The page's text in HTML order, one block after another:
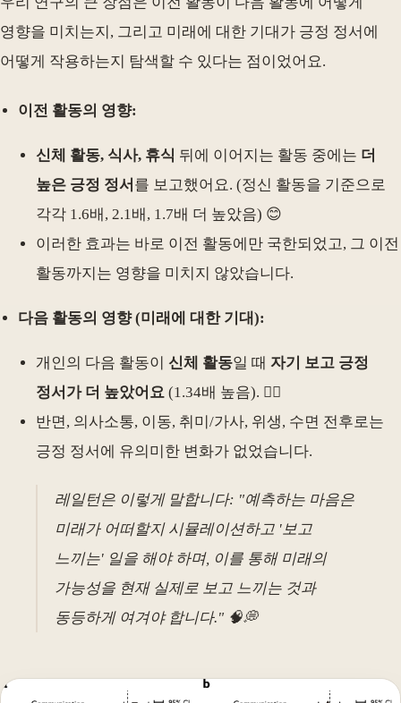
영향을 미치는지, 그리고 미래에 대한 기대가 긍정 정서에
어떻게 작용하는지 탐색할 수 있다는 점이었어요.
이전 활동의 영향:
신체 활동, 식사, 휴식 뒤에 이어지는 활동 중에는 더
높은 긍정 정서 를 보고했어요. (정신 활동을 기준으로
각각 1.6배, 2.1배, 1.7배 더 높았음) 😊
이러한 효과는 바로 이전 활동에만 국한되었고, 그 이전
활동까지는 영향을 미치지 않았습니다.
다음 활동의 영향 (미래에 대한 기대):
개인의 다음 활동이 신체 활동일 때 자기 보고 긍정
정서가 더 높았어요 (1.34배 높음). 🏃‍♀️
반면, 의사소통, 이동, 취미/가사, 위생, 수면 전후로는
긍정 정서에 유의미한 변화가 없었습니다.
레일턴은 이렇게 말합니다: "예측하는 마음은
미래가 어떠할지 시뮬레이션하고 '보고
느끼는' 일을 해야 하며, 이를 통해 미래의
가능성을 현재 실제로 보고 느끼는 것과
동등하게 여겨야 합니다." 🧠💭